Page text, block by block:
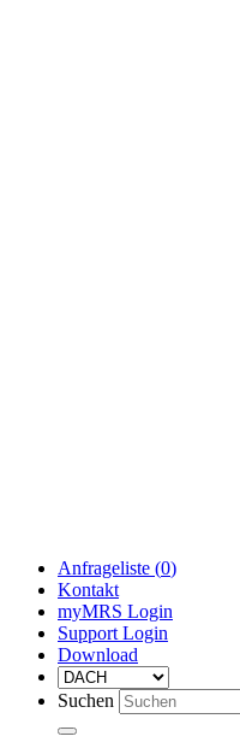
Anfrageliste (0)
Kontakt
myMRS Login
Support Login
Download
Suchen